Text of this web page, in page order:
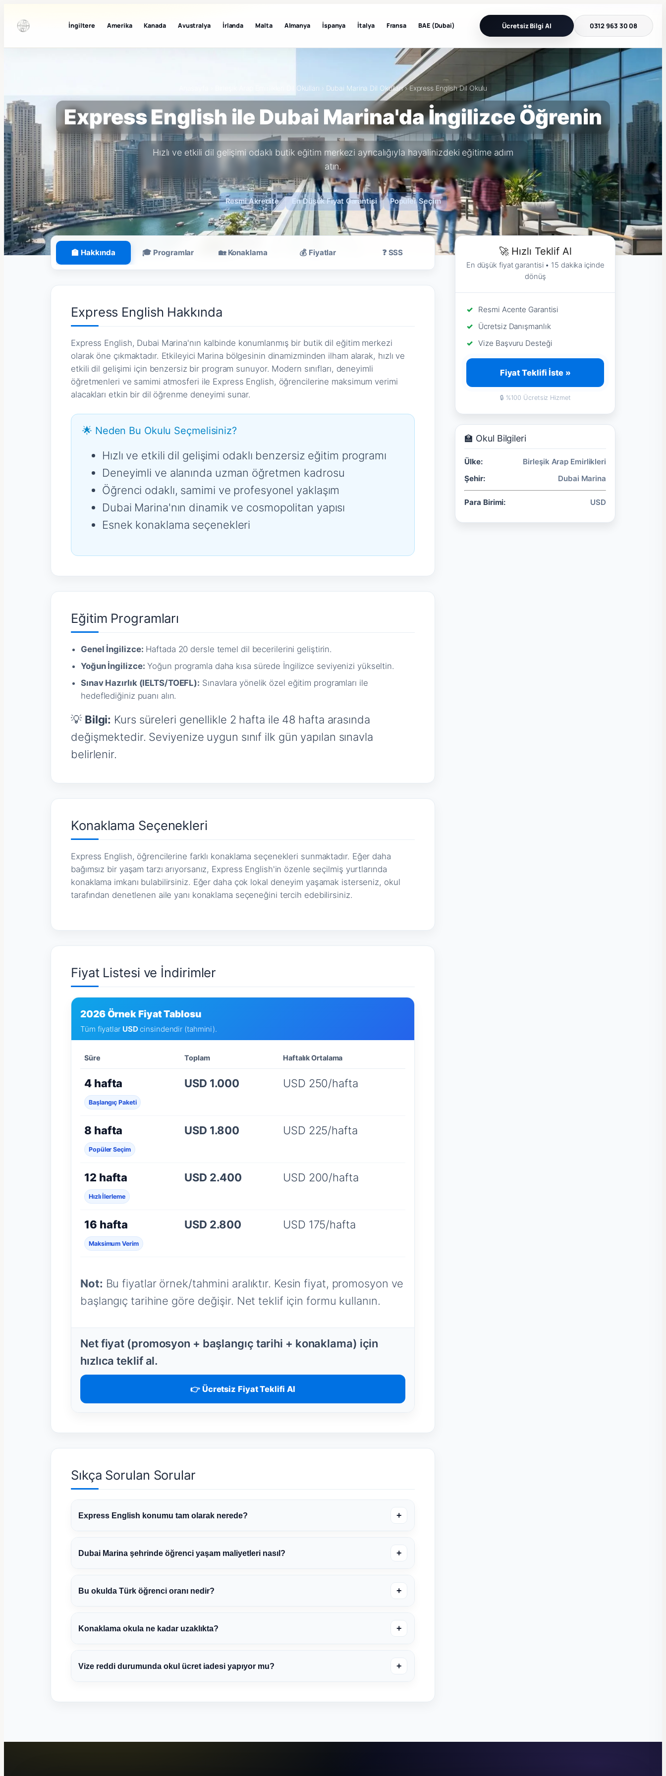
İngiltere Amerika Kanada Avustralya İrlanda Malta Almanya İspanya İtalya Fransa BAE (Dubai) Ücretsiz Bilgi Al 0312 963 30 08
Birleşik Arap Emirlikleri Dil Okulları › Dubai Marina Dil Okulları›Express English Dil Okulu
Express English ile Dubai Marina'da İngilizce Öğrenin
Hızlı ve etkili dil gelişimi odaklı butik eğitim merkezi ayrıcalığıyla hayalinizdeki eğitime adım
atın.
Resmi Akredite En Düşük Fiyat Garantisi Popüler Seçim
🏫 Hakkında 🎓 Programlar 🏡 Konaklama 💰 Fiyatlar ❓ SSS
Express English Hakkında
Express English, Dubai Marina'nın kalbinde konumlanmış bir butik dil eğitim merkezi
olarak öne çıkmaktadır. Etkileyici Marina bölgesinin dinamizminden ilham alarak, hızlı ve
etkili dil gelişimi için benzersiz bir program sunuyor. Modern sınıfları, deneyimli
öğretmenleri ve samimi atmosferi ile Express English, öğrencilerine maksimum verimi
alacakları etkin bir dil öğrenme deneyimi sunar.
🌟 Neden Bu Okulu Seçmelisiniz?
Hızlı ve etkili dil gelişimi odaklı benzersiz eğitim programı
Deneyimli ve alanında uzman öğretmen kadrosu
Öğrenci odaklı, samimi ve profesyonel yaklaşım
Dubai Marina'nın dinamik ve cosmopolitan yapısı
Esnek konaklama seçenekleri
Eğitim Programları
Genel İngilizce: Haftada 20 dersle temel dil becerilerini geliştirin.
Yoğun İngilizce: Yoğun programla daha kısa sürede İngilizce seviyenizi yükseltin.
Sınav Hazırlık (IELTS/TOEFL): Sınavlara yönelik özel eğitim programları ile
hedeflediğiniz puanı alın.
💡 Bilgi: Kurs süreleri genellikle 2 hafta ile 48 hafta arasında
değişmektedir. Seviyenize uygun sınıf ilk gün yapılan sınavla
belirlenir.
Konaklama Seçenekleri
Express English, öğrencilerine farklı konaklama seçenekleri sunmaktadır. Eğer daha
bağımsız bir yaşam tarzı arıyorsanız, Express English'in özenle seçilmiş yurtlarında
konaklama imkanı bulabilirsiniz. Eğer daha çok lokal deneyim yaşamak isterseniz, okul
tarafından denetlenen aile yanı konaklama seçeneğini tercih edebilirsiniz.
Fiyat Listesi ve İndirimler
2026 Örnek Fiyat Tablosu
Tüm fiyatlar USDcinsindendir (tahmini).
Süre Toplam Haftalık Ortalama
4 hafta
Başlangıç Paketi
USD 1.000 USD 250/hafta
8 hafta
Popüler Seçim
USD 1.800 USD 225/hafta
12 hafta
Hızlı İlerleme
USD 2.400 USD 200/hafta
16 hafta
Maksimum Verim
USD 2.800 USD 175/hafta
Not: Bu fiyatlar örnek/tahmini aralıktır. Kesin fiyat, promosyon ve
başlangıç tarihine göre değişir. Net teklif için formu kullanın.
Net fiyat (promosyon + başlangıç tarihi + konaklama) için
hızlıca teklif al.
👉 Ücretsiz Fiyat Teklifi Al
Sıkça Sorulan Sorular
Express English konumu tam olarak nerede? +
Dubai Marina şehrinde öğrenci yaşam maliyetleri nasıl? +
Bu okulda Türk öğrenci oranı nedir? +
Konaklama okula ne kadar uzaklıkta? +
Vize reddi durumunda okul ücret iadesi yapıyor mu? +
🚀 Hızlı Teklif Al
En düşük fiyat garantisi • 15 dakika içinde
dönüş
Resmi Acente Garantisi
Ücretsiz Danışmanlık
Vize Başvuru Desteği
Fiyat Teklifi İste »
🔒 %100 Ücretsiz Hizmet
🏫 Okul Bilgileri
Ülke:
Birleşik Arap Emirlikleri
Şehir:
Dubai Marina
Para Birimi: USD